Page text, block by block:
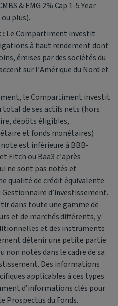
& EMG 2% Cap 1-5 Year
plus).
:Le Compartiment investit
à haut rendement dont
émises par des sociétés du
sur l’Amérique du Nord et
le Compartiment investit
total de ses actifs nets (hors
dépôts éligibles,
et fonds monétaires)
est inférieure à BBB-
Fitch ou Baa3 d’après
ne sont pas notés et
qualité de crédit équivalente
d’investissement.
dans toute une gamme de
et de marchés différents, y
et des instruments
détenir une petite partie
non notés dans le cadre de sa
Des informations
applicables à ces types
d’informations clés pour
Prospectus du Fonds.